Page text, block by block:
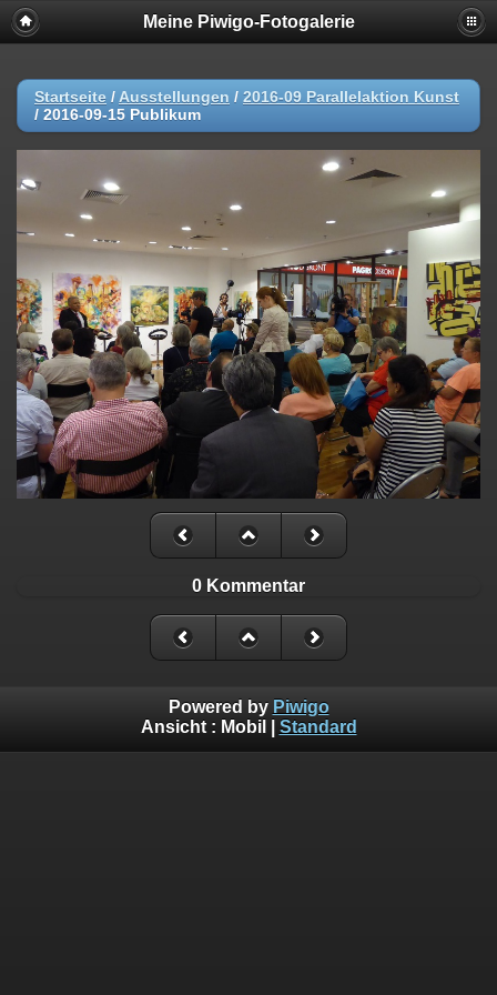
Meine Piwigo-Fotogalerie
Startseite / Ausstellungen / 2016-09 Parallelaktion Kunst
/ 2016-09-15 Publikum
0 Kommentar
Powered by Piwigo
Ansicht : Mobil Standard